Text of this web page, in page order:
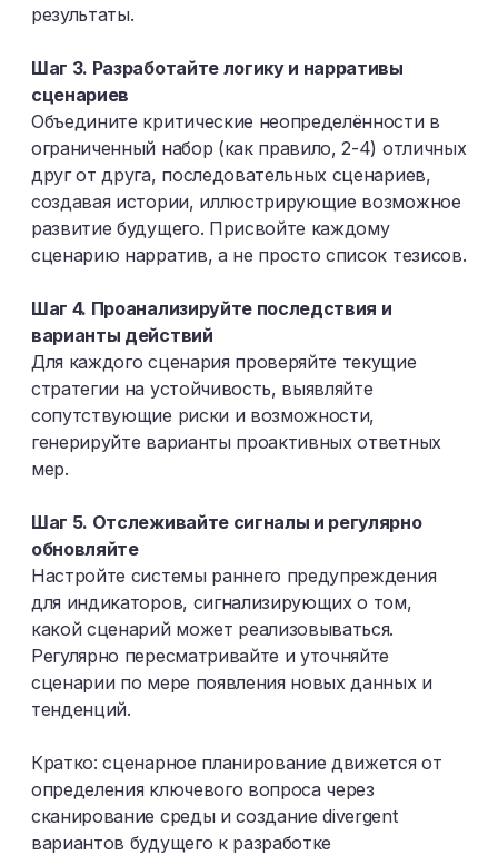
результаты.
Шаг 3. Разработайте логику и нарративы
сценариев
Объедините критические неопределённости в
ограниченный набор (как правило, 2-4) отличных
друг от друга, последовательных сценариев,
создавая истории, иллюстрирующие возможное
развитие будущего. Присвойте каждому
сценарию нарратив, а не просто список тезисов.
Шаг 4. Проанализируйте последствия и
варианты действий
Для каждого сценария проверяйте текущие
стратегии на устойчивость, выявляйте
сопутствующие риски и возможности,
генерируйте варианты проактивных ответных
мер.
Шаг 5. Отслеживайте сигналы и регулярно
обновляйте
Настройте системы раннего предупреждения
для индикаторов, сигнализирующих о том,
какой сценарий может реализовываться.
Регулярно пересматривайте и уточняйте
сценарии по мере появления новых данных и
тенденций.
Кратко: сценарное планирование движется от
определения ключевого вопроса через
сканирование среды и создание divergent
вариантов будущего к разработке